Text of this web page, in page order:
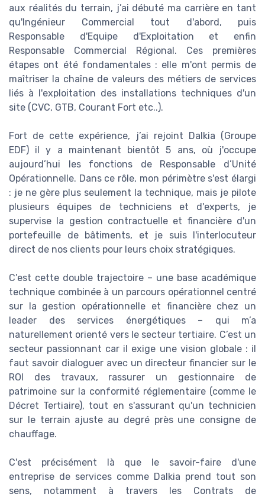
aux réalités du terrain, j’ai débuté ma carrière en tant
qu'Ingénieur Commercial tout d'abord, puis
Responsable d'Equipe d'Exploitation et enfin
Responsable Commercial Régional. Ces premières
étapes ont été fondamentales : elle m'ont permis de
maîtriser la chaîne de valeurs des métiers de services
liés à l'exploitation des installations techniques d'un
site (CVC, GTB, Courant Fort etc..).
Fort de cette expérience, j’ai rejoint Dalkia (Groupe
EDF) il y a maintenant bientôt 5 ans, où j'occupe
aujourd’hui les fonctions de Responsable d’Unité
Opérationnelle. Dans ce rôle, mon périmètre s'est élargi
: je ne gère plus seulement la technique, mais je pilote
plusieurs équipes de techniciens et d'experts, je
supervise la gestion contractuelle et financière d'un
portefeuille de bâtiments, et je suis l'interlocuteur
direct de nos clients pour leurs choix stratégiques.
C’est cette double trajectoire – une base académique
technique combinée à un parcours opérationnel centré
sur la gestion opérationnelle et financière chez un
leader des services énergétiques – qui m’a
naturellement orienté vers le secteur tertiaire. C’est un
secteur passionnant car il exige une vision globale : il
faut savoir dialoguer avec un directeur financier sur le
ROI des travaux, rassurer un gestionnaire de
patrimoine sur la conformité réglementaire (comme le
Décret Tertiaire), tout en s'assurant qu'un technicien
sur le terrain ajuste au degré près une consigne de
chauffage.
C'est précisément là que le savoir-faire d'une
entreprise de services comme Dalkia prend tout son
sens, notamment à travers les Contrats de